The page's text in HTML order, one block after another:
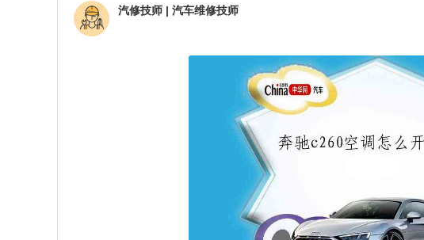
汽修技师 | 汽车维修技师